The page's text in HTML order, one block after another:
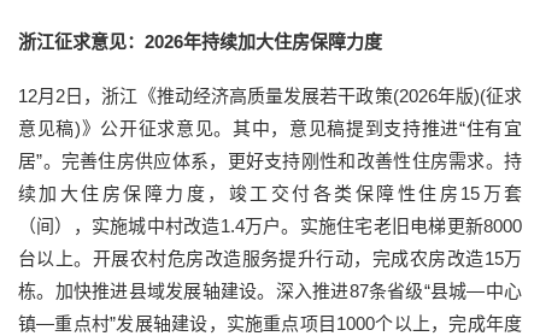
浙江征求意见：2026年持续加大住房保障力度
12月2日，浙江《推动经济高质量发展若干政策(2026年版)(征求
意见稿)》公开征求意见。其中，意见稿提到支持推进“住有宜
居”。完善住房供应体系，更好支持刚性和改善性住房需求。持
续加大住房保障力度，竣工交付各类保障性住房15万套
（间），实施城中村改造1.4万户。实施住宅老旧电梯更新8000
台以上。开展农村危房改造服务提升行动，完成农房改造15万
栋。加快推进县域发展轴建设。深入推进87条省级“县城—中心
镇—重点村”发展轴建设，实施重点项目1000个以上，完成年度